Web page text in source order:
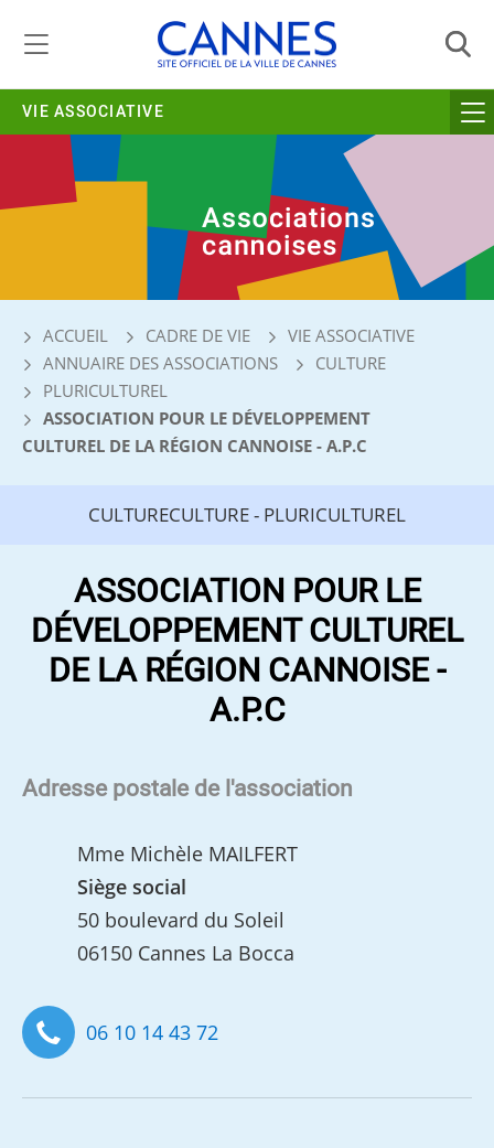
VIE ASSOCIATIVE
ACCUEIL CADRE DE VIE
VIE ASSOCIATIVE
ANNUAIRE DES ASSOCIATIONS
CULTURE
PLURICULTUREL
ASSOCIATION POUR LE DÉVELOPPEMENT
CULTUREL DE LA RÉGION CANNOISE - A.P.C
CULTURECULTURE - PLURICULTUREL
ASSOCIATION POUR LE
DÉVELOPPEMENT CULTUREL
DE LA RÉGION CANNOISE -
A.P.C
Adresse postale de l'association
Mme Michèle MAILFERT
Siège social
50 boulevard du Soleil
06150 Cannes La Bocca
06 10 14 43 72